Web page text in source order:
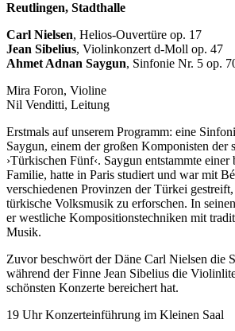
Reutlingen, Stadthalle
Carl Nielsen, Helios-Ouvertüre op. 17
Jean Sibelius, Violinkonzert d-Moll op. 47
Ahmet Adnan Saygun, Sinfonie Nr. 5 op.
Mira Foron, Violine
Nil Venditti, Leitung
Erstmals auf unserem Programm: eine
Saygun, einem der großen Komponisten der
›Türkischen Fünf‹. Saygun entstammte
Familie, hatte in Paris studiert und war mit
verschiedenen Provinzen der Türkei
türkische Volksmusik zu erforschen. In
er westliche Kompositionstechniken mit
Musik.
Zuvor beschwört der Däne Carl Nielsen die
während der Finne Jean Sibelius die
schönsten Konzerte bereichert hat.
19 Uhr Konzerteinführung im Kleinen Saal